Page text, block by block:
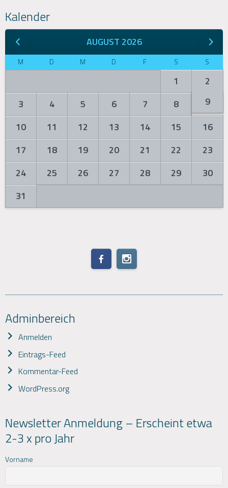
Kalender
AUGUST 2026
M D M D F S S
1
2
3
4 5 6 7 8
9
10
11 12 13 14 15
16
17
18 19 20 21 22
23
24
25 26 27 28 29
30
31
Adminbereich
Anmelden
Eintrags-Feed
Kommentar-Feed
WordPress.org
Newsletter Anmeldung – Erscheint etwa
2-3 x pro Jahr
Vorname